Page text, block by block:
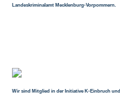
Landeskriminalamt Mecklenburg-Vorpommern.
Wir sind Mitglied in der Initiative K-Einbruch und